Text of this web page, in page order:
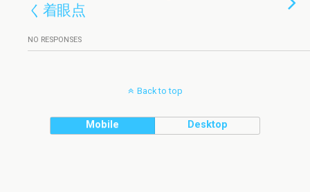
く着眼点
NO RESPONSES
Back to top
Mobile Desktop